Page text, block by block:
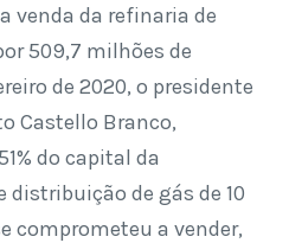
venda da refinaria de
509,7 milhões de
de 2020, o presidente
Castello Branco,
do capital da
distribuição de gás de 10
comprometeu a vender,